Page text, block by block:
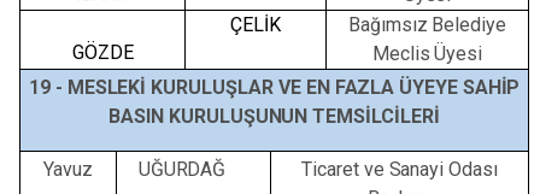
GÖZDE
ÇELİK
Bağımsız Belediye
Meclis Üyesi
19 - MESLEKİ KURULUŞLARVE EN FAZLA ÜYEYE SAHİP
BASIN KURULUŞUNUN TEMSİLCİLERİ
Yavuz UĞURDAĞ Ticaret ve Sanayi Odası